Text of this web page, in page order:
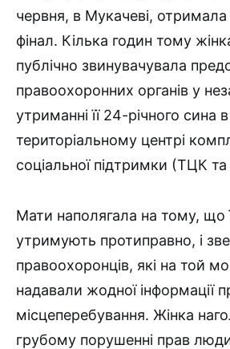
червня, в Мукачеві,
фінал. Кілька годин тому
публічно звинувачувала
правоохоронних органів у
утриманні її 24-річного сина
територіальному центрі
соціальної підтримки (ТЦК
Мати наполягала на тому, що
утримують протиправно, і
правоохоронців, які на той
надавали жодної інформації
місцеперебування. Жінка
грубому порушенні прав